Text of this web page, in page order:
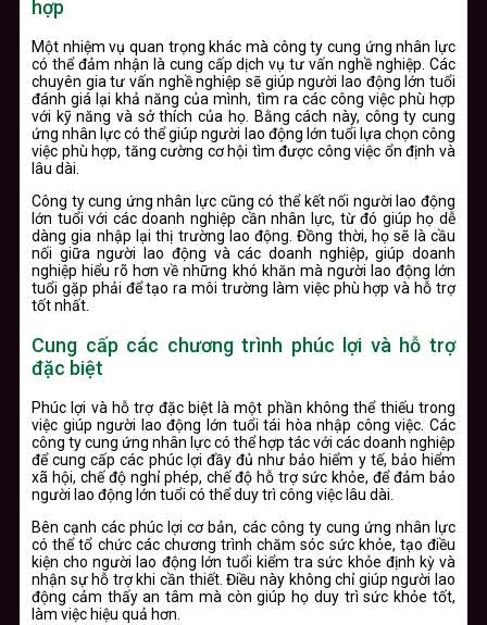
hợp
Một nhiệm vụ quan trọng khác mà công ty cung ứng nhân lực
có thể đảm nhận là cung cấp dịch vụ tư vấn nghề nghiệp. Các
chuyên gia tư vấn nghề nghiệp sẽ giúp người lao động lớn tuổi
đánh giá lại khả năng của mình, tìm ra các công việc phù hợp
với kỹ năng và sở thích của họ. Bằng cách này, công ty cung
ứng nhân lực có thể giúp người lao động lớn tuổi lựa chọn công
việc phù hợp, tăng cường cơ hội tìm được công việc ổn định và
lâu dài.
Công ty cung ứng nhân lực cũng có thể kết nối người lao động
lớn tuổi với các doanh nghiệp cần nhân lực, từ đó giúp họ dễ
dàng gia nhập lại thị trường lao động. Đồng thời, họ sẽ là cầu
nối giữa người lao động và các doanh nghiệp, giúp doanh
nghiệp hiểu rõ hơn về những khó khăn mà người lao động lớn
tuổi gặp phải để tạo ra môi trường làm việc phù hợp và hỗ trợ
tốt nhất.
Cung cấp các chương trình phúc lợi và hỗ trợ
đặc biệt
Phúc lợi và hỗ trợ đặc biệt là một phần không thể thiếu trong
việc giúp người lao động lớn tuổi tái hòa nhập công việc. Các
công ty cung ứng nhân lực có thể hợp tác với các doanh nghiệp
để cung cấp các phúc lợi đầy đủ như bảo hiểm y tế, bảo hiểm
xã hội, chế độ nghỉ phép, chế độ hỗ trợ sức khỏe, để đảm bảo
người lao động lớn tuổi có thể duy trì công việc lâu dài.
Bên cạnh các phúc lợi cơ bản, các công ty cung ứng nhân lực
có thể tổ chức các chương trình chăm sóc sức khỏe, tạo điều
kiện cho người lao động lớn tuổi kiểm tra sức khỏe định kỳ và
nhận sự hỗ trợ khi cần thiết. Điều này không chỉ giúp người lao
động cảm thấy an tâm mà còn giúp họ duy trì sức khỏe tốt,
làm việc hiệu quả hơn.